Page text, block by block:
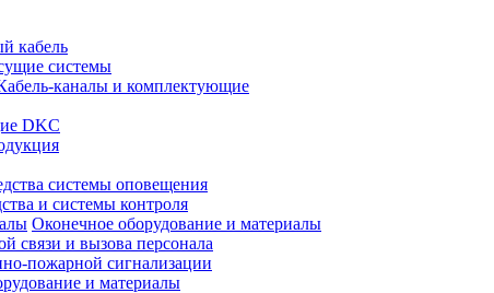
кабель
системы
каналы и комплектующие
DKC
системы оповещения
и системы контроля
Оконечное оборудование и материалы
связи и вызова персонала
пожарной сигнализации
и материалы